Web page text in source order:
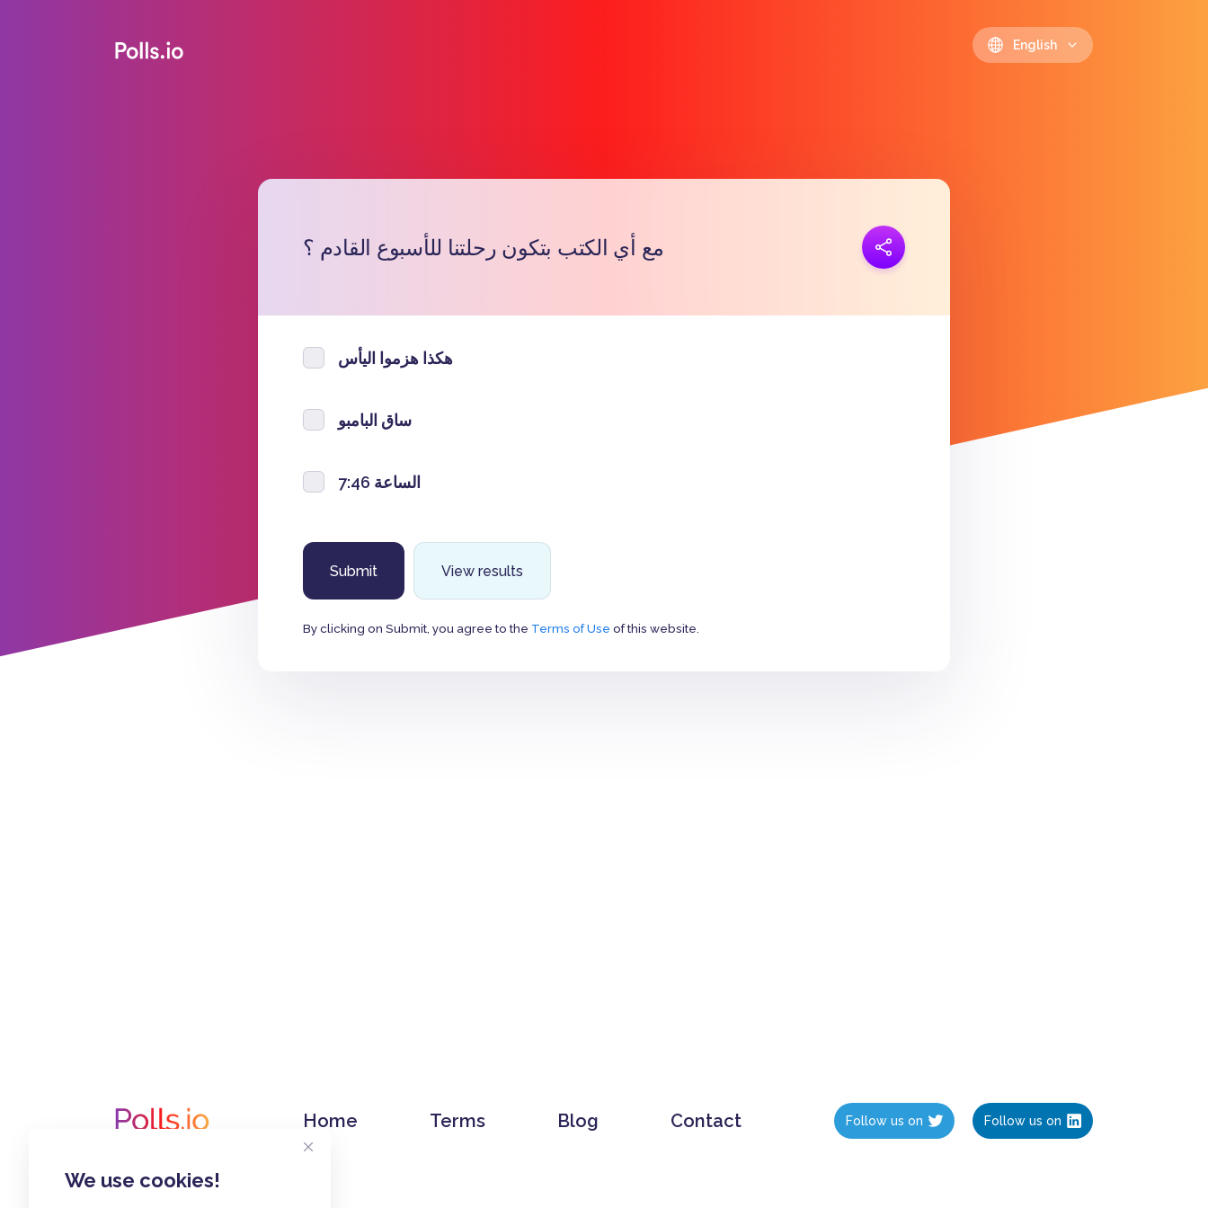
We use cookies!
English
مع أي الكتب بتكون رحلتنا للأسبوع القادم ؟
هكذا هزموا اليأس
ساق البامبو
الساعة 7:46
View results
By clicking on Submit, you agree to the Terms of Use of this website.
Home Terms Blog Contact Follow us on Follow us on